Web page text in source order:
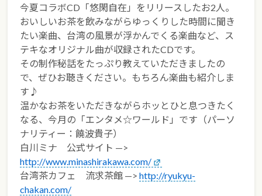
今夏コラボCD「悠閑自在」をリリースしたお2人。
おいしいお茶を飲みながらゆっくりした時間に聞き
たい楽曲、台湾の風景が浮かんでくる楽曲など、ス
テキなオリジナル曲が収録されたCDです。
その制作秘話をたっぷり教えていただきましたの
で、ぜひお聴きください。もちろん楽曲も紹介しま
す♪
温かなお茶をいただきながらホッとひと息つきたく
なる、今月の「エンタメ☆ワールド」です（パーソ
ナリティー：饒波貴子）
白川ミナ 公式サイト —>
http://www.minashirakawa.com/
台湾茶カフェ 流求茶館 —>http://ryukyu-
chakan.com/